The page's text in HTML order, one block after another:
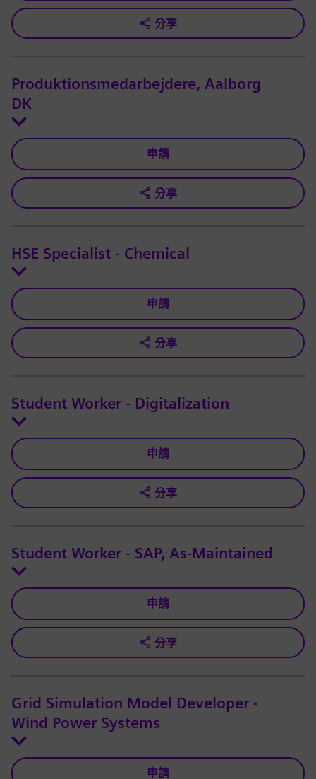
分享
Produktionsmedarbejdere, Aalborg
DK
申請
分享
HSE Specialist - Chemical
申請
分享
Student Worker - Digitalization
申請
分享
Student Worker - SAP, As-Maintained
申請
分享
Grid Simulation Model Developer -
Wind Power Systems
申請